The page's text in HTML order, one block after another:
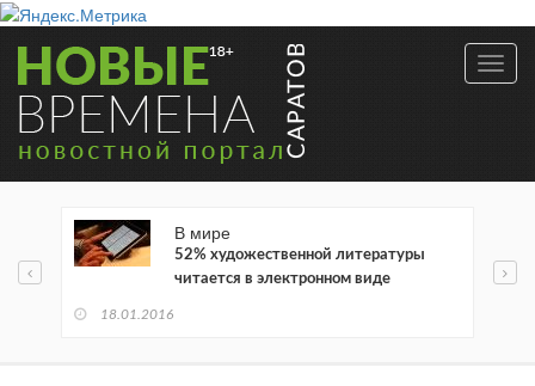
В мире
52% художественной литературы
читается в электронном виде
18.01.2016